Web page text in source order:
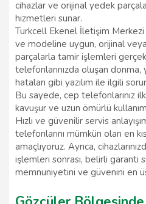
cihazlar ve orijinal yedek
hizmetleri sunar.
Turkcell Ekenel İletişim Merkezi
ve modeline uygun, orijinal
parçalarla tamir işlemleri
telefonlarınızda oluşan
hataları gibi yazılım ile ilgili
Bu sayede, cep telefonlarınız
kavuşur ve uzun ömürlü
Hızlı ve güvenilir servis
telefonlarını mümkün olan en
amaçlıyoruz. Ayrıca,
işlemleri sonrası, belirli garanti
memnuniyetini ve güvenini en